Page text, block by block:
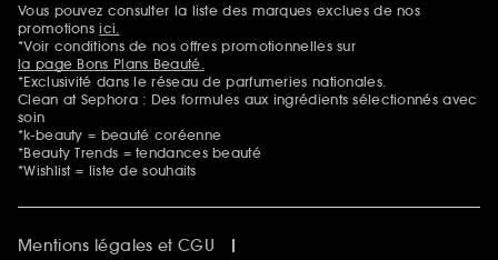
Mentions additionnelles
Vous pouvez consulter la liste des marques exclues de nos
promotionsici.
*Voir conditions de nos offres promotionnelles sur
la page Bons Plans Beauté.
*Exclusivité dans le réseau de parfumeries nationales.
Clean at Sephora : Des formules aux ingrédients sélectionnés avec
soin
*k-beauty = beauté coréenne
*Beauty Trends = tendances beauté
*Wishlist = liste de souhaits
Mentions légales et CGU